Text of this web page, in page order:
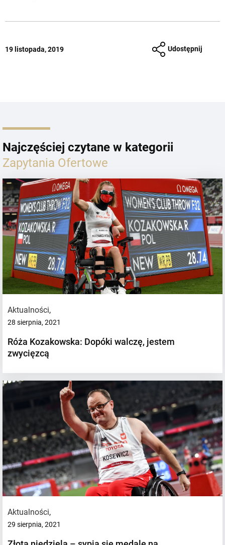
19 listopada, 2019 Udostępnij
Najczęściej czytane w kategorii
Zapytania Ofertowe
Aktualności,
28 sierpnia, 2021
Róża Kozakowska: Dopóki walczę, jestem
zwycięzcą
Aktualności,
29 sierpnia, 2021